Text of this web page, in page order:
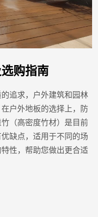
购指南
追求，户外建筑和园林
户外地板的选择上，防
（高密度竹材）是目前
缺点，适用于不同的场
性，帮助您做出更合适